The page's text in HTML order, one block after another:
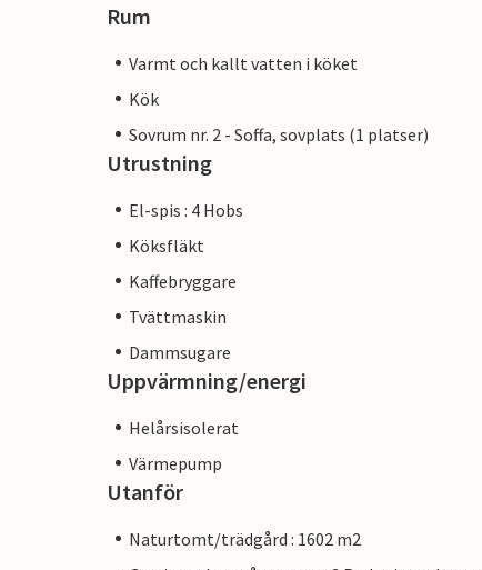
Rum
Varmt och kallt vatten i köket
Kök
Sovrum nr. 2 - Soffa, sovplats (1 platser)
Utrustning
El-spis : 4 Hobs
Köksfläkt
Kaffebryggare
Tvättmaskin
Dammsugare
Uppvärmning/energi
Helårsisolerat
Värmepump
Utanför
Naturtomt/trädgård : 1602 m2